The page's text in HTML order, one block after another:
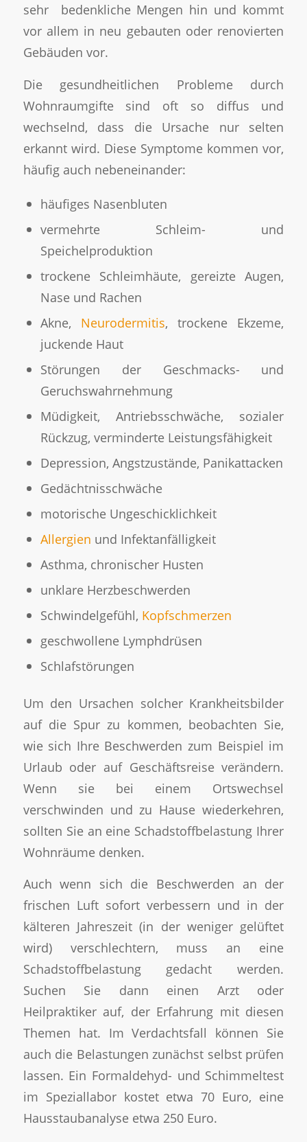
sehr bedenkliche Mengen hin und kommt
vor allem in neu gebauten oder renovierten
Gebäuden vor.
Die gesundheitlichen Probleme durch
Wohnraumgifte sind oft so diffus und
wechselnd, dass die Ursache nur selten
erkannt wird. Diese Symptome kommen vor,
häufig auch nebeneinander:
häufiges Nasenbluten
vermehrte Schleim- und
Speichelproduktion
trockene Schleimhäute, gereizte Augen,
Nase und Rachen
Akne, Neurodermitis, trockene Ekzeme,
juckende Haut
Störungen der Geschmacks- und
Geruchswahrnehmung
Müdigkeit, Antriebsschwäche, sozialer
Rückzug, verminderte Leistungsfähigkeit
Depression, Angstzustände, Panikattacken
Gedächtnisschwäche
motorische Ungeschicklichkeit
Allergien und Infektanfälligkeit
Asthma, chronischer Husten
unklare Herzbeschwerden
Schwindelgefühl, Kopfschmerzen
geschwollene Lymphdrüsen
Schlafstörungen
Um den Ursachen solcher Krankheitsbilder
auf die Spur zu kommen, beobachten Sie,
wie sich Ihre Beschwerden zum Beispiel im
Urlaub oder auf Geschäftsreise verändern.
Wenn sie bei einem Ortswechsel
verschwinden und zu Hause wiederkehren,
sollten Sie an eine Schadstoffbelastung Ihrer
Wohnräume denken.
Auch wenn sich die Beschwerden an der
frischen Luft sofort verbessern und in der
kälteren Jahreszeit (in der weniger gelüftet
wird) verschlechtern, muss an eine
Schadstoffbelastung gedacht werden.
Suchen Sie dann einen Arzt oder
Heilpraktiker auf, der Erfahrung mit diesen
Themen hat. Im Verdachtsfall können Sie
auch die Belastungen zunächst selbst prüfen
lassen. Ein Formaldehyd- und Schimmeltest
im Speziallabor kostet etwa 70 Euro, eine
Hausstaubanalyse etwa 250 Euro.